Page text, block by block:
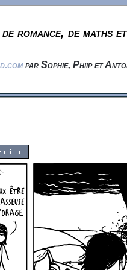
romance, de maths et
par Sophie, Phiip et